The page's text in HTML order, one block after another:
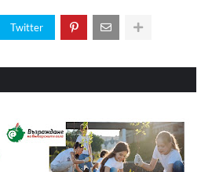
Twitter